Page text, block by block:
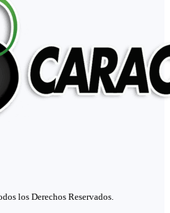
los Derechos Reservados.